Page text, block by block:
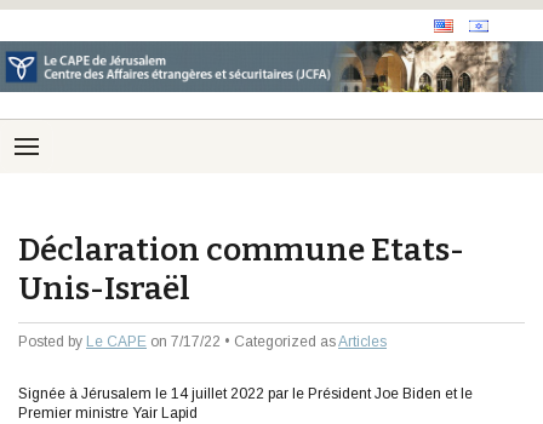
Déclaration commune Etats-
Unis-Israël
Posted by Le CAPE on 7/17/22 • Categorized asArticles
Signée à Jérusalem le 14 juillet 2022 par le Président Joe Biden et le
Premier ministre Yair Lapid